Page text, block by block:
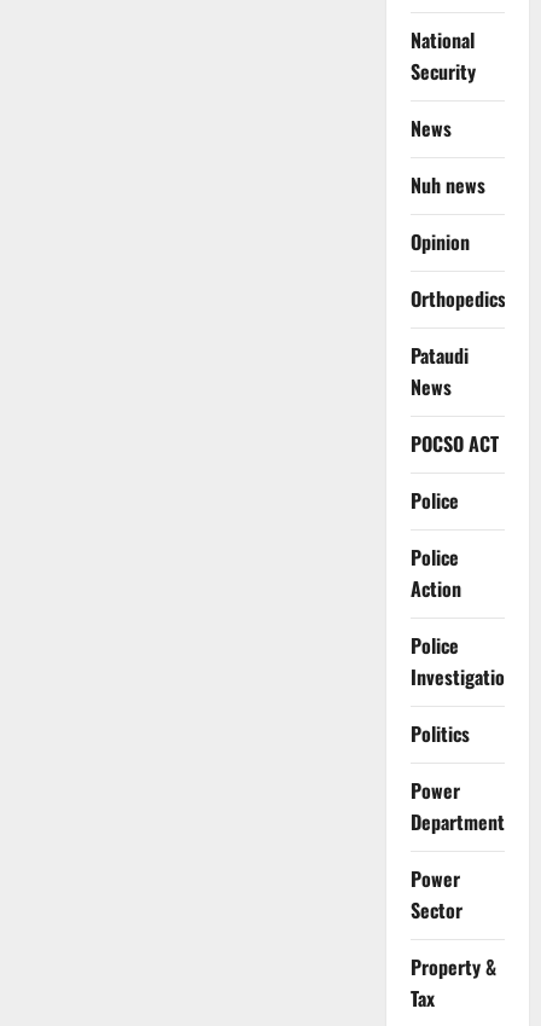
National
Security
News
Nuh news
Opinion
Orthopedics
Pataudi
News
POCSO ACT
Police
Police
Action
Police
Investigation
Politics
Power
Department
Power
Sector
Property &
Tax